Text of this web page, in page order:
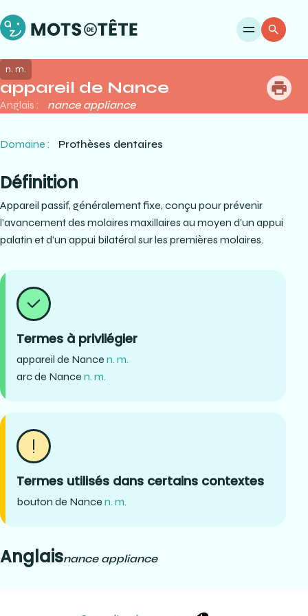
appareil de Nance
n. m.
Anglais : nance appliance
Domaine : Prothèses dentaires
Définition
Appareil passif, généralement fixe, conçu pour prévenir
l’avancement des molaires maxillaires au moyen d’un appui
palatin et d’un appui bilatéral sur les premières molaires.
Termes à privilégier
appareil de Nance n. m.
arc de Nance n. m.
Termes utilisés dans certains contextes
bouton de Nance n. m.
Anglaisnance appliance